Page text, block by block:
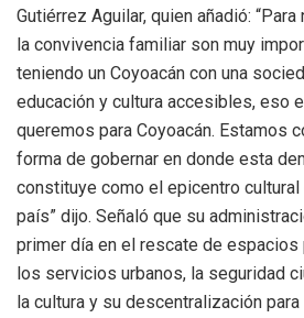
Gutiérrez Aguilar, quien añadió:
la convivencia familiar son muy
teniendo un Coyoacán con una
educación y cultura accesibles, eso
queremos para Coyoacán. Estamos
forma de gobernar en donde esta
constituye como el epicentro
país” dijo. Señaló que su
primer día en el rescate de espacios
los servicios urbanos, la seguridad
la cultura y su descentralización